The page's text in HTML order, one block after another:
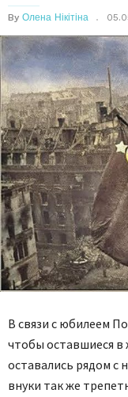
By Олена Нікітіна
В связи с юбилеем
чтобы оставшиеся
оставались рядом с
внуки так же